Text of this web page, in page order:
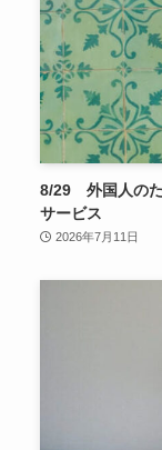
8/29 外国人のた
サービス
2026年7月11日